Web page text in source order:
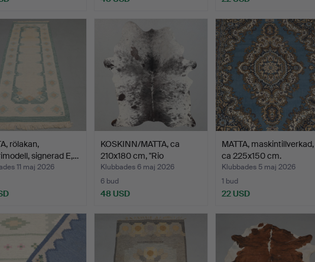
rölakan,
signerad E,…
11 maj 2026
KOSKINN/MATTA, ca
210x180 cm, "Rio
Grande"…
Klubbades 6 maj 2026
6 bud
48 USD
MATTA, maskintillverkad,
ca 225x150 cm.
Klubbades 5 maj 2026
1 bud
22 USD